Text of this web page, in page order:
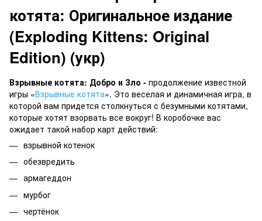
котята: Оригинальное издание
(Exploding Kittens: Original
Edition) (укр)
Взрывные котята: Добро и Зло - продолжение известной
игры «Взрывные котята». Это веселая и динамичная игра, в
которой вам придется столкнуться с безумными котятами,
которые хотят взорвать все вокруг! В коробочке вас
ожидает такой набор карт действий:
взрывной котенок
обезвредить
армагеддон
мурбог
чертёнок